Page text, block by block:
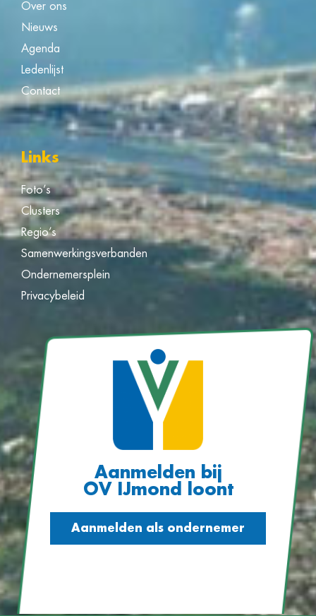
Over ons
Nieuws
Agenda
Ledenlijst
Contact
Links
Foto’s
Clusters
Regio’s
Samenwerkingsverbanden
Ondernemersplein
Privacybeleid
Aanmelden bij
OV IJmond loont
Aanmelden als ondernemer